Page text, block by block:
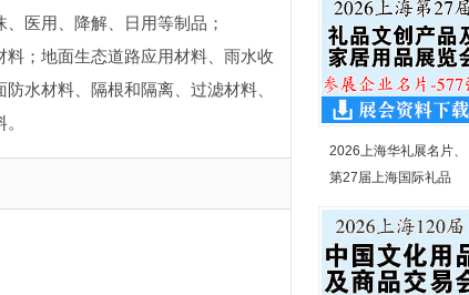
医用、降解、日用等制品；
；地面生态道路应用材料、雨水收
水材料、隔根和隔离、过滤材料、
2026上海华礼展名片、
第27届上海国际礼品